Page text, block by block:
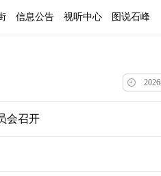
信息公告 视听中心 图说石峰
会召开